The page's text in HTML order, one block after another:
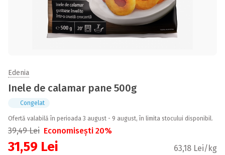
Edenia
Inele de calamar pane 500g
Congelat
Ofertă valabilă în perioada 3 august - 9 august, în limita stocului disponibil.
39,49Lei Economisești 20%
31,59 Lei 63,18 Lei/kg